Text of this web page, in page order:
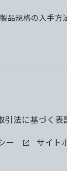
品規格の入手方
引法に基づく表
ー
サイト